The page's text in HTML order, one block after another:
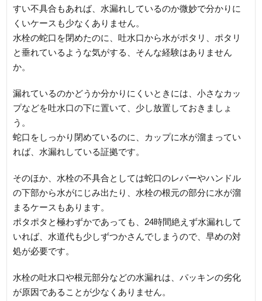
すい不具合もあれば、水漏れしているのか微妙で分かりに
くいケースも少なくありません。
水栓の蛇口を閉めたのに、吐水口から水がポタリ、ポタリ
と垂れているような気がする、そんな経験はありません
か。
漏れているのかどうか分かりにくいときには、小さなカッ
プなどを吐水口の下に置いて、少し放置しておきましょ
う。
蛇口をしっかり閉めているのに、カップに水が溜まってい
れば、水漏れしている証拠です。
そのほか、水栓の不具合としては蛇口のレバーやハンドル
の下部から水がにじみ出たり、水栓の根元の部分に水が溜
まるケースもあります。
ポタポタと極わずかであっても、24時間絶えず水漏れして
いれば、水道代も少しずつかさんでしまうので、早めの対
処が必要です。
水栓の吐水口や根元部分などの水漏れは、パッキンの劣化
が原因であることが少なくありません。